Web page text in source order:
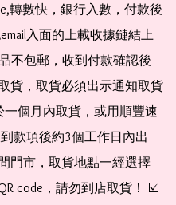
轉數快，銀行入數，付款後
入面的上載收據鏈結上
不包郵，收到付款確認後
貨，取貨必須出示通知取貨
一個月內取貨，或用順豐速
款項後約3個工作日內出
門市，取貨地點一經選擇
code，請勿到店取貨！ ☑️